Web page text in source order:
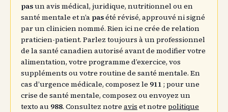
pasun avis médical, juridique, nutritionnel ou en
santé mentale et n’a pasété révisé, approuvé ni signé
par un clinicien nommé. Rien ici ne crée de relation
praticien-patient. Parlez toujours à un professionnel
de la santé canadien autorisé avant de modifier votre
alimentation, votre programme d’exercice, vos
suppléments ou votre routine de santé mentale. En
cas d’urgence médicale, composez le 911 ; pour une
crise de santé mentale, composez ou envoyez un
texto au 988. Consultez notre avis et notre politique